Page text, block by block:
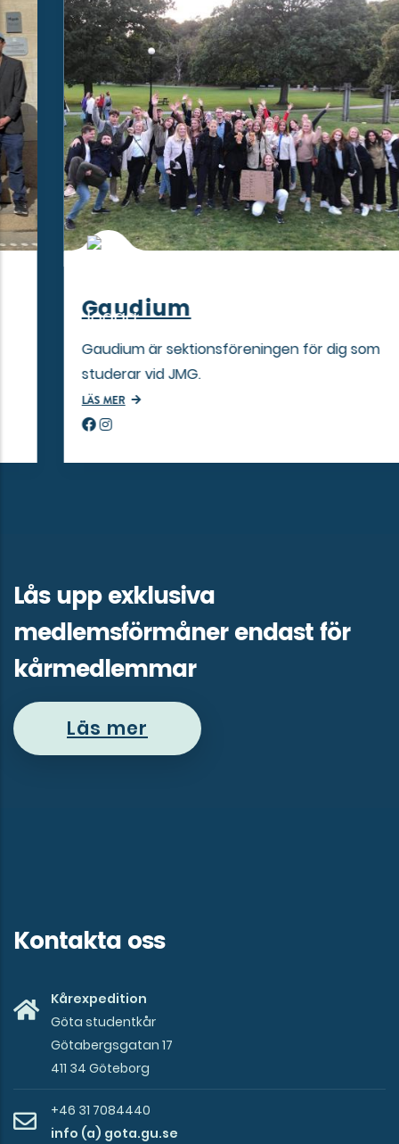
Gaudium
Gaudium är sektionsföreningen för dig som
studerar vid JMG.
Lås upp exklusiva
medlemsförmåner endast för
kårmedlemmar
Läs mer
Kontakta oss
Kårexpedition
Göta studentkår
Götabergsgatan 17
411 34 Göteborg
+46 31 7084440
info (a) gota.gu.se